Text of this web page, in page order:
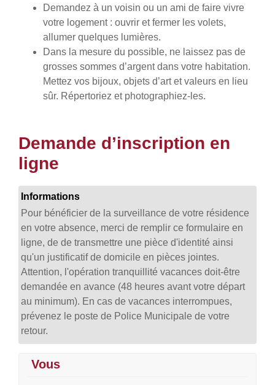
Demandez à un voisin ou un ami de faire vivre
votre logement : ouvrir et fermer les volets,
allumer quelques lumières.
Dans la mesure du possible, ne laissez pas de
grosses sommes d’argent dans votre habitation.
Mettez vos bijoux, objets d’art et valeurs en lieu
sûr. Répertoriez et photographiez-les.
Demande d’inscription en
ligne
Informations
Pour bénéficier de la surveillance de votre résidence
en votre absence, merci de remplir ce formulaire en
ligne, de de transmettre une pièce d'identité ainsi
qu'un justificatif de domicile en pièces jointes.
Attention, l'opération tranquillité vacances doit-être
demandée en avance (48 heures avant votre départ
au minimum). En cas de vacances interrompues,
prévenez le poste de Police Municipale de votre
retour.
Vous